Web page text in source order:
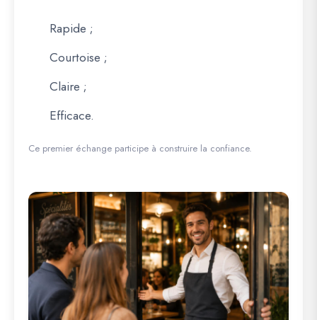
Rapide ;
Courtoise ;
Claire ;
Efficace.
Ce premier échange participe à construire la confiance.